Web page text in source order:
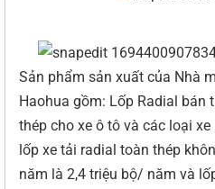
Sản phẩm sản xuất của Nhà
Haohua gồm: Lốp Radial bán
thép cho xe ô tô và các loại
lốp xe tải radial toàn thép
năm là 2,4 triệu bộ/ năm và